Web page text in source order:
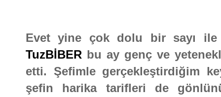
Evet yine çok dolu bir sayı ile
TuzBİBER bu ay genç ve
etti. Şefimle gerçekleştirdiğim
şefin harika tarifleri de